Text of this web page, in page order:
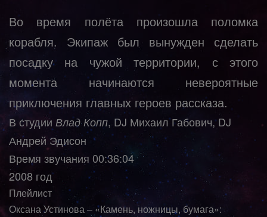
Во время полёта произошла поломка
корабля. Экипаж был вынужден сделать
посадку на чужой территории, с этого
момента начинаются невероятные
приключения главных героев рассказа.
В студии Влад Копп, DJ Михаил Габович, DJ
Андрей Эдисон
Время звучания 00:36:04
2008 год
Плейлист
Оксана Устинова – «Камень, ножницы, бумага»: